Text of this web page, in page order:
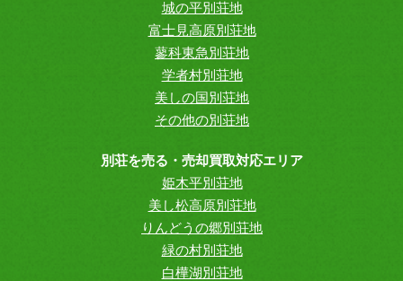
城の平別荘地
富士見高原別荘地
蓼科東急別荘地
学者村別荘地
美しの国別荘地
その他の別荘地
別荘を売る・売却買取対応エリア
姫木平別荘地
美し松高原別荘地
りんどうの郷別荘地
緑の村別荘地
白樺湖別荘地